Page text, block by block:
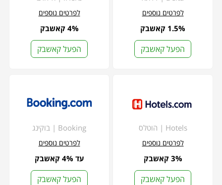
לפרטים נוספים
1.5% קאשבק
הפעל קאשבק
לפרטים נוספים
4% קאשבק
הפעל קאשבק
Hotels | הוטלס
לפרטים נוספים
3% קאשבק
הפעל קאשבק
Booking | בוקינג
לפרטים נוספים
עד 4% קאשבק
הפעל קאשבק